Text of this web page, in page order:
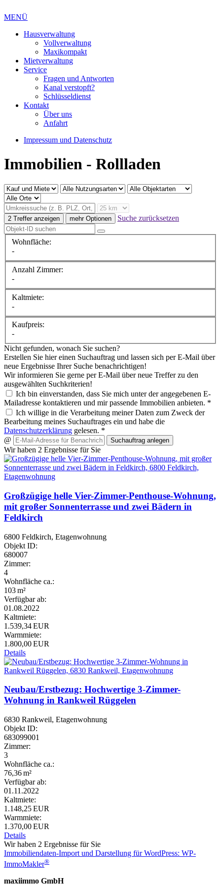
MENÜ
Hausverwaltung
Vollverwaltung
Maxikompakt
Mietverwaltung
Service
Fragen und Antworten
Kanal verstopft?
Schlüsseldienst
Kontakt
Über uns
Anfahrt
Impressum und Datenschutz
Immobilien - Rollladen
2 Treffer anzeigen mehr Optionen Suche zurücksetzen
Wohnfläche:
-
Anzahl Zimmer:
-
Kaltmiete:
-
Kaufpreis:
-
Nicht gefunden, wonach Sie suchen?
Erstellen Sie hier einen Suchauftrag und lassen sich per E-Mail über
neue Ergebnisse Ihrer Suche benachrichtigen!
Wir informieren Sie gerne per E-Mail über neue Treffer zu den
ausgewählten Suchkriterien!
Ich bin einverstanden, dass Sie mich unter der angegebenen E-
Mailadresse kontaktieren und mir passende Immobilien anbieten. *
Ich willige in die Verarbeitung meiner Daten zum Zweck der
Bearbeitung meines Suchauftrages ein und habe die
Datenschutzerklärung gelesen. *
@
Suchauftrag anlegen
Wir haben 2 Ergebnisse für Sie
Großzügige helle Vier-Zimmer-Penthouse-Wohnung,
mit großer Sonnenterrasse und zwei Bädern in
Feldkirch
6800 Feldkirch, Etagenwohnung
Objekt ID:
680007
Zimmer:
4
Wohnfläche ca.:
103 m²
Verfügbar ab:
01.08.2022
Kaltmiete:
1.539,34 EUR
Warmmiete:
1.800,00 EUR
Details
Neubau/Erstbezug: Hochwertige 3-Zimmer-
Wohnung in Rankweil Rüggelen
6830 Rankweil, Etagenwohnung
Objekt ID:
683099001
Zimmer:
3
Wohnfläche ca.:
76,36 m²
Verfügbar ab:
01.11.2022
Kaltmiete:
1.148,25 EUR
Warmmiete:
1.370,00 EUR
Details
Wir haben 2 Ergebnisse für Sie
Immobiliendaten-Import und Darstellung für WordPress: WP-
ImmoMakler®
maxiimmo GmbH